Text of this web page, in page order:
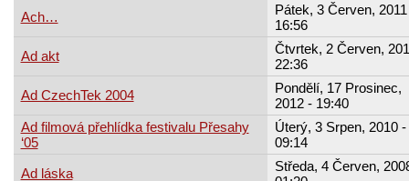
Ach…
Pátek, 3 Červen,
16:56
Ad akt
Čtvrtek, 2 Červen,
22:36
Ad CzechTek 2004
Pondělí, 17 Prosinec,
2012 - 19:40
Ad filmová přehlídka festivalu Přesahy
‘05
Úterý, 3 Srpen, 2010 -
09:14
Ad láska
Středa, 4 Červen,